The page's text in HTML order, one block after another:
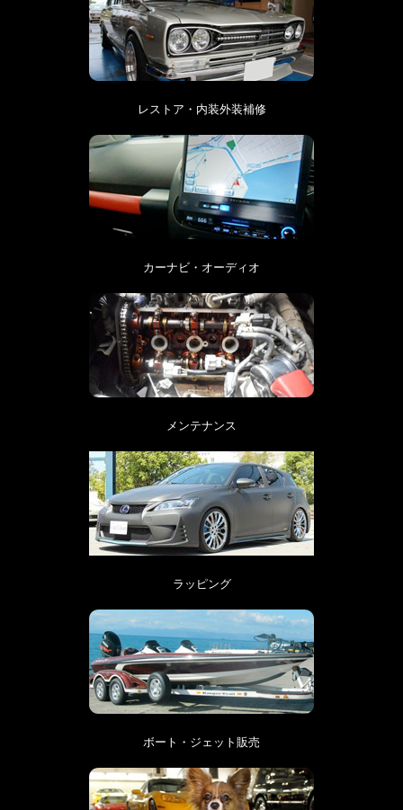
レストア・内装外装補修
カーナビ・オーディオ
メンテナンス
ラッピング
ボート・ジェット販売